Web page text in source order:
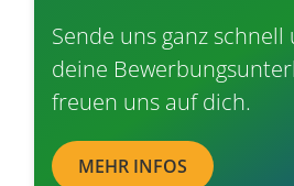
Sende uns ganz
deine
freuen uns auf dich.
MEHR INFOS